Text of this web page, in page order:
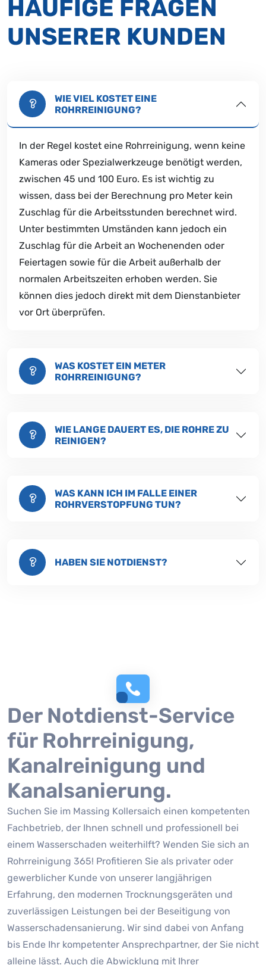
HÄUFIGE FRAGEN
UNSERER KUNDEN
WIE VIEL KOSTET EINE
ROHRREINIGUNG?
In der Regel kostet eine Rohrreinigung, wenn keine
Kameras oder Spezialwerkzeuge benötigt werden,
zwischen 45 und 100 Euro. Es ist wichtig zu
wissen, dass bei der Berechnung pro Meter kein
Zuschlag für die Arbeitsstunden berechnet wird.
Unter bestimmten Umständen kann jedoch ein
Zuschlag für die Arbeit an Wochenenden oder
Feiertagen sowie für die Arbeit außerhalb der
normalen Arbeitszeiten erhoben werden. Sie
können dies jedoch direkt mit dem Dienstanbieter
vor Ort überprüfen.
WAS KOSTET EIN METER
ROHRREINIGUNG?
WIE LANGE DAUERT ES, DIE ROHRE ZU
REINIGEN?
WAS KANN ICH IM FALLE EINER
ROHRVERSTOPFUNG TUN?
HABEN SIE NOTDIENST?
Der Notdienst-Service
für Rohrreinigung,
Kanalreinigung und
Kanalsanierung.
Suchen Sie im Massing Kollersaich einen kompetenten
Fachbetrieb, der Ihnen schnell und professionell bei
einem Wasserschaden weiterhilft? Wenden Sie sich an
Rohrreinigung 365! Profitieren Sie als privater oder
gewerblicher Kunde von unserer langjährigen
Erfahrung, den modernen Trocknungsgeräten und
zuverlässigen Leistungen bei der Beseitigung von
Wasserschadensanierung. Wir sind dabei von Anfang
bis Ende Ihr kompetenter Ansprechpartner, der Sie nicht
alleine lässt. Auch die Abwicklung mit Ihrer